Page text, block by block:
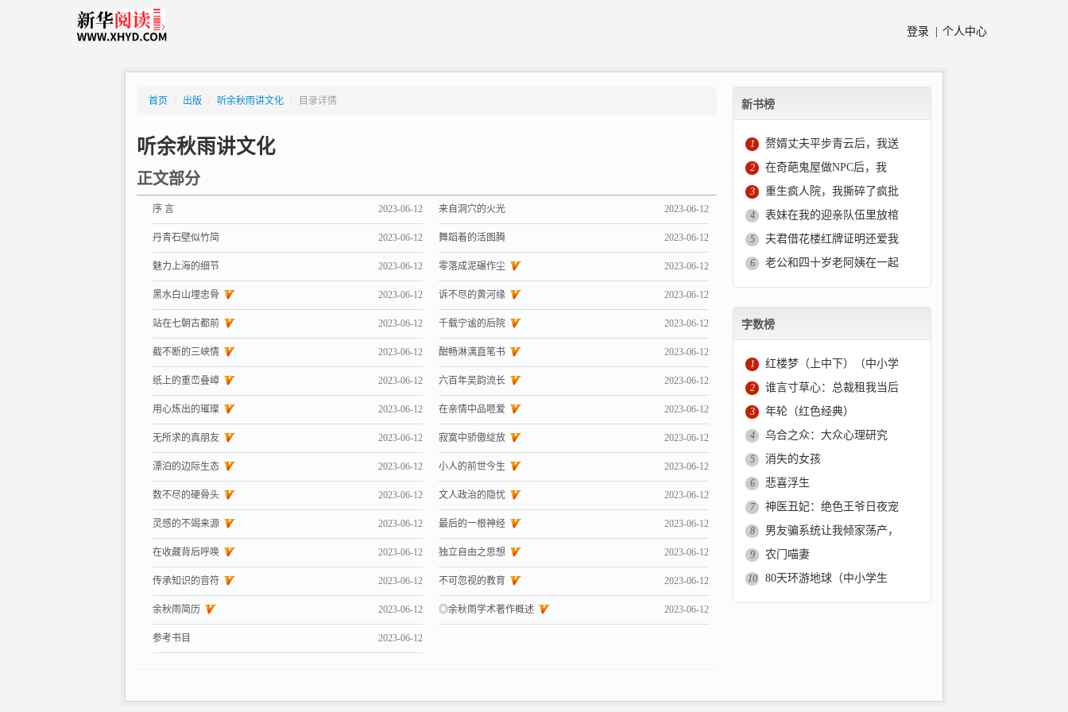
登录 | 个人中心
首页 出版 听余秋雨讲文化 目录详情
听余秋雨讲文化
正文部分
序 言 2023-06-12 来自洞穴的火光 2023-06-12
丹青石壁似竹简 2023-06-12 舞蹈着的活图腾 2023-06-12
魅力上海的细节 2023-06-12 零落成泥碾作尘 2023-06-12
黑水白山埋忠骨 2023-06-12 诉不尽的黄河缘 2023-06-12
站在七朝古都前 2023-06-12 千载宁谧的后院 2023-06-12
截不断的三峡情 2023-06-12 酣畅淋漓直笔书 2023-06-12
纸上的重峦叠嶂 2023-06-12 六百年吴韵流长 2023-06-12
用心炼出的璀璨 2023-06-12 在亲情中品咂爱 2023-06-12
无所求的真朋友 2023-06-12 寂寞中骄傲绽放 2023-06-12
漂泊的边际生态 2023-06-12 小人的前世今生 2023-06-12
数不尽的硬骨头 2023-06-12 文人政治的隐忧 2023-06-12
灵感的不竭来源 2023-06-12 最后的一根神经 2023-06-12
在收藏背后呼唤 2023-06-12 独立自由之思想 2023-06-12
传承知识的音符 2023-06-12 不可忽视的教育 2023-06-12
余秋雨简历 2023-06-12 ◎余秋雨学术著作概述 2023-06-12
参考书目 2023-06-12
新书榜
1 赘婿丈夫平步青云后，我送
2 在奇葩鬼屋做NPC后，我
3 重生疯人院，我撕碎了疯批
4 表妹在我的迎亲队伍里放棺
5 夫君借花楼红牌证明还爱我
6 老公和四十岁老阿姨在一起
字数榜
1 红楼梦（上中下）（中小学
2 谁言寸草心：总裁租我当后
3 年轮（红色经典）
4 乌合之众：大众心理研究
5 消失的女孩
6 悲喜浮生
7 神医丑妃：绝色王爷日夜宠
8 男友骗系统让我倾家荡产，
9 农门喵妻
10 80天环游地球（中小学生